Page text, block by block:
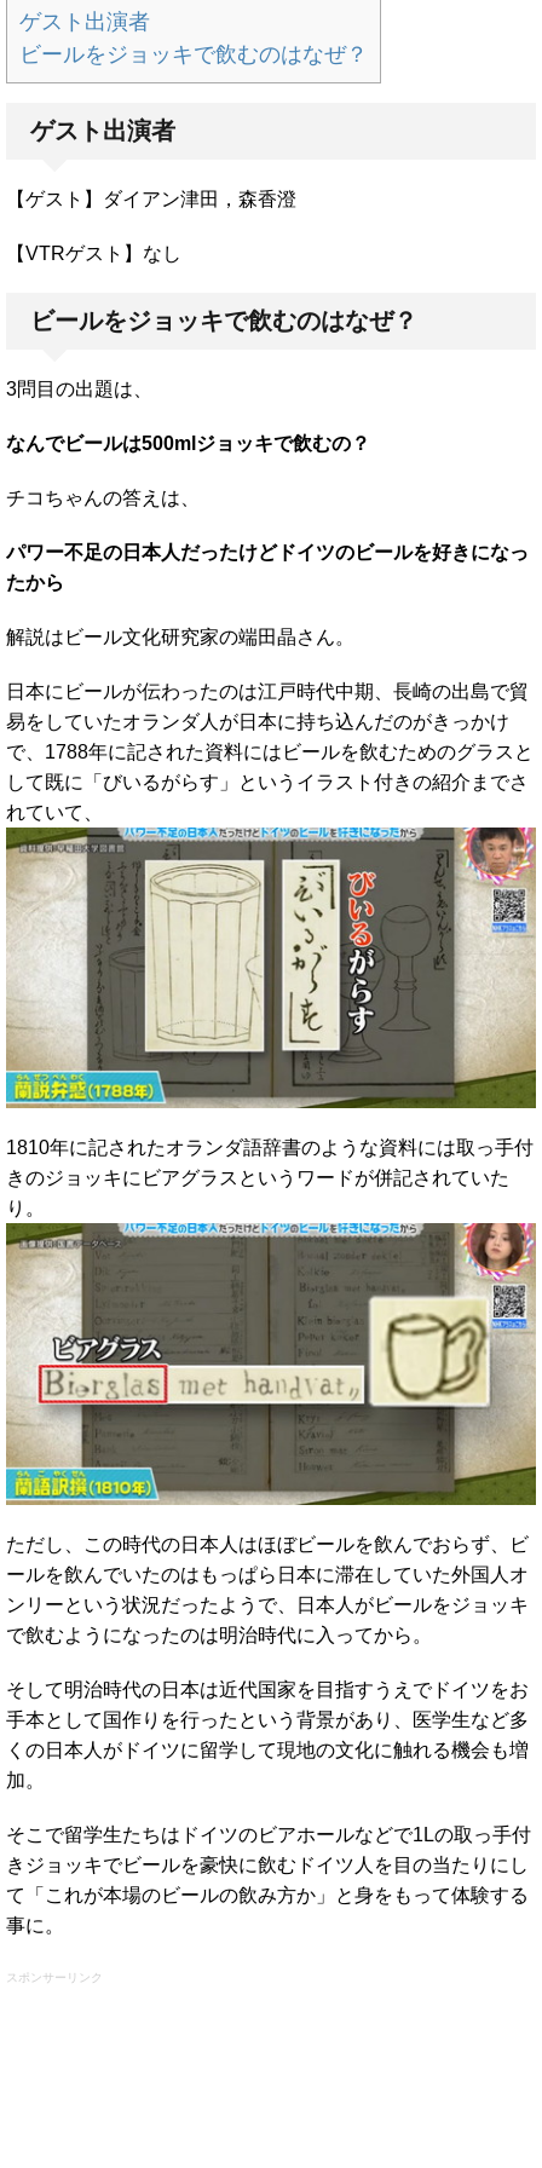
ゲスト出演者
ビールをジョッキで飲むのはなぜ？
ゲスト出演者
【ゲスト】ダイアン津田，森香澄
【VTRゲスト】なし
ビールをジョッキで飲むのはなぜ？
3問目の出題は、
なんでビールは500mlジョッキで飲むの？
チコちゃんの答えは、
パワー不足の日本人だったけどドイツのビールを好きになっ
たから
解説はビール文化研究家の端田晶さん。
日本にビールが伝わったのは江戸時代中期、長崎の出島で貿
易をしていたオランダ人が日本に持ち込んだのがきっかけ
で、1788年に記された資料にはビールを飲むためのグラスと
して既に「びいるがらす」というイラスト付きの紹介までさ
れていて、
1810年に記されたオランダ語辞書のような資料には取っ手付
きのジョッキにビアグラスというワードが併記されていた
り。
ただし、この時代の日本人はほぼビールを飲んでおらず、ビ
ールを飲んでいたのはもっぱら日本に滞在していた外国人オ
ンリーという状況だったようで、日本人がビールをジョッキ
で飲むようになったのは明治時代に入ってから。
そして明治時代の日本は近代国家を目指すうえでドイツをお
手本として国作りを行ったという背景があり、医学生など多
くの日本人がドイツに留学して現地の文化に触れる機会も増
加。
そこで留学生たちはドイツのビアホールなどで1Lの取っ手付
きジョッキでビールを豪快に飲むドイツ人を目の当たりにし
て「これが本場のビールの飲み方か」と身をもって体験する
事に。
スポンサーリンク